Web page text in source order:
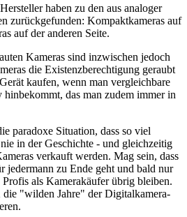
haben zu den aus analoger
zurückgefunden: Kompaktkameras auf
auf der anderen Seite.
Kameras sind inzwischen jedoch
die Existenzberechtigung geraubt
kaufen, wenn man vergleichbare
das man zudem immer in
paradoxe Situation, dass so viel
in der Geschichte - und gleichzeitig
verkauft werden. Mag sein, dass
jedermann zu Ende geht und bald nur
als Kamerakäufer übrig bleiben.
"wilden Jahre" der Digitalkamera-